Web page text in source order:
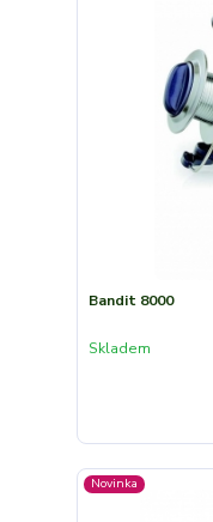
Bandit 8000
Skladem
Novinka